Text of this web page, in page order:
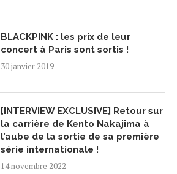
BLACKPINK : les prix de leur
concert à Paris sont sortis !
30 janvier 2019
[INTERVIEW EXCLUSIVE] Retour sur
la carrière de Kento Nakajima à
l’aube de la sortie de sa première
série internationale !
14 novembre 2022